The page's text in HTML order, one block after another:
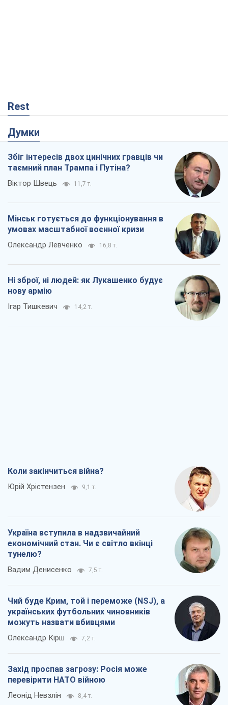
Rest
Думки
Збіг інтересів двох цинічних гравців чи
таємний план Трампа і Путіна?
Віктор Швець 11,7 т.
Мінськ готується до функціонування в
умовах масштабної воєнної кризи
Олександр Левченко 16,8 т.
Ні зброї, ні людей: як Лукашенко будує
нову армію
Ігар Тишкевич 14,2 т.
Коли закінчиться війна?
Юрій Хрістензен 9,1 т.
Україна вступила в надзвичайний
економічний стан. Чи є світло вкінці
тунелю?
Вадим Денисенко 7,5 т.
Чий буде Крим, той і переможе (NSJ), а
українських футбольних чиновників
можуть назвати вбивцями
Олександр Кірш 7,2 т.
Захід проспав загрозу: Росія може
перевірити НАТО війною
Леонід Невзлін 8,4 т.